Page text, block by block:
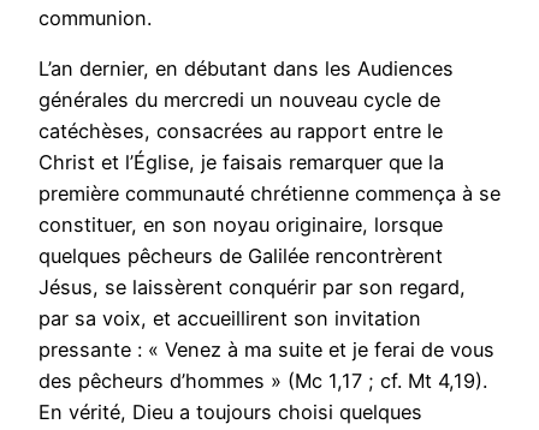
communion.
L’an dernier, en débutant dans les Audiences
générales du mercredi un nouveau cycle de
catéchèses, consacrées au rapport entre le
Christ et l’Église, je faisais remarquer que la
première communauté chrétienne commença à se
constituer, en son noyau originaire, lorsque
quelques pêcheurs de Galilée rencontrèrent
Jésus, se laissèrent conquérir par son regard,
par sa voix, et accueillirent son invitation
pressante : « Venez à ma suite et je ferai de vous
des pêcheurs d’hommes » (Mc 1,17 ; cf. Mt 4,19).
En vérité, Dieu a toujours choisi quelques